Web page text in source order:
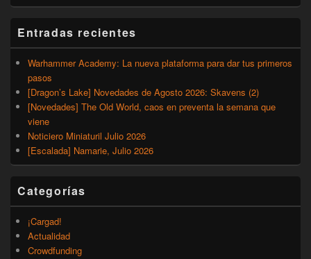
Entradas recientes
Warhammer Academy: La nueva plataforma para dar tus primeros
pasos
[Dragon’s Lake] Novedades de Agosto 2026: Skavens (2)
[Novedades] The Old World, caos en preventa la semana que
viene
Noticiero Miniaturil Julio 2026
[Escalada] Namarie, Julio 2026
Categorías
¡Cargad!
Actualidad
Crowdfunding